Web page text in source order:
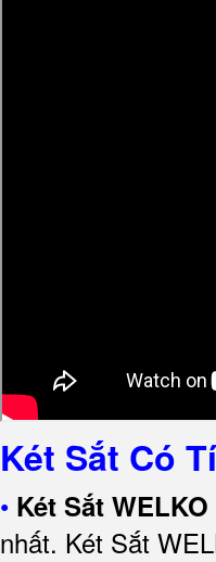
Két Sắt Có
• Két Sắt WELKO
nhất. Két Sắt